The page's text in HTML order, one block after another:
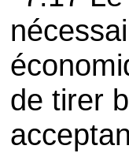
de tirer